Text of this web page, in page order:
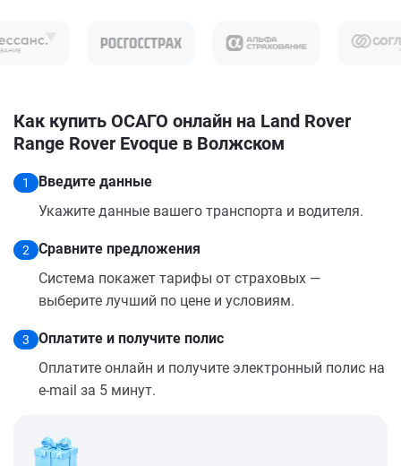
Как купить ОСАГО онлайн на Land Rover
Range Rover Evoque в Волжском
1
Введите данные
Укажите данные вашего транспорта и водителя.
2
Сравните предложения
Система покажет тарифы от страховых —
выберите лучший по цене и условиям.
3
Оплатите и получите полис
Оплатите онлайн и получите электронный полис на
e-mail за 5 минут.